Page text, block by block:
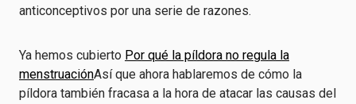
anticonceptivos por una serie de razones.
Ya hemos cubierto Por qué la píldora no regula la
menstruaciónAsí que ahora hablaremos de cómo la
píldora también fracasa a la hora de atacar las causas del